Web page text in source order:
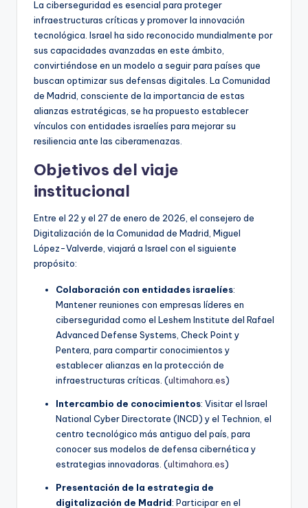
La ciberseguridad es esencial para proteger
infraestructuras críticas y promover la innovación
tecnológica. Israel ha sido reconocido mundialmente por
sus capacidades avanzadas en este ámbito,
convirtiéndose en un modelo a seguir para países que
buscan optimizar sus defensas digitales. La Comunidad
de Madrid, consciente de la importancia de estas
alianzas estratégicas, se ha propuesto establecer
vínculos con entidades israelíes para mejorar su
resiliencia ante las ciberamenazas.
Objetivos del viaje
institucional
Entre el 22 y el 27 de enero de 2026, el consejero de
Digitalización de la Comunidad de Madrid, Miguel
López-Valverde, viajará a Israel con el siguiente
propósito:
Colaboración con entidades israelíes:
Mantener reuniones con empresas líderes en
ciberseguridad como el Leshem Institute del Rafael
Advanced Defense Systems, Check Point y
Pentera, para compartir conocimientos y
establecer alianzas en la protección de
infraestructuras críticas. (ultimahora.es)
Intercambio de conocimientos: Visitar el Israel
National Cyber Directorate (INCD) y el Technion, el
centro tecnológico más antiguo del país, para
conocer sus modelos de defensa cibernética y
estrategias innovadoras. (ultimahora.es)
Presentación de la estrategia de
digitalización de Madrid: Participar en el